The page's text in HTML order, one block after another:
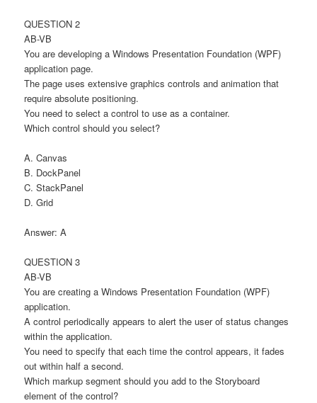
QUESTION 2
AB-VB
You are developing a Windows Presentation Foundation (WPF)
application page.
The page uses extensive graphics controls and animation that
require absolute positioning.
You need to select a control to use as a container.
Which control should you select?
A. Canvas
B. DockPanel
C. StackPanel
D. Grid
Answer: A
QUESTION 3
AB-VB
You are creating a Windows Presentation Foundation (WPF)
application.
A control periodically appears to alert the user of status changes
within the application.
You need to specify that each time the control appears, it fades
out within half a second.
Which markup segment should you add to the Storyboard
element of the control?